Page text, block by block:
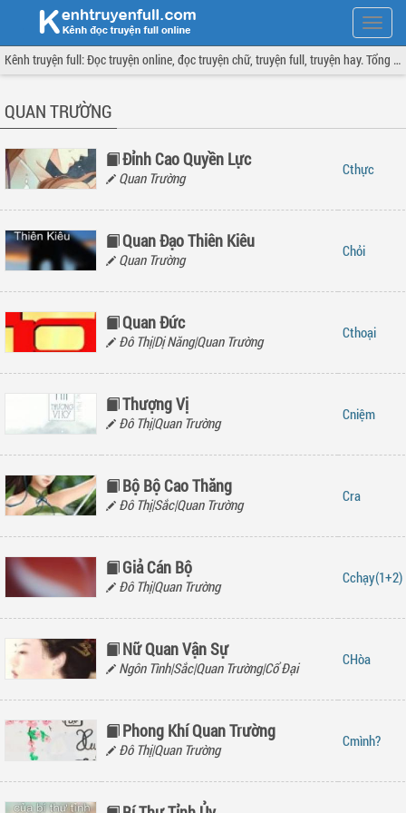
Hiện
menu
Kênh truyện full: Đọc truyện online, đọc truyện chữ, truyện full, truyện hay. Tổng hợp đầy đủ và cập nhật liên tục.
QUAN TRƯỜNG
Đỉnh Cao Quyền Lực
Quan Trường thực
Quan Đạo Thiên Kiêu
Quan Trường hỏi
Quan Đức
Đô Thị|Dị Năng|Quan Trường thoại
Thượng Vị
Đô Thị|Quan Trường niệm
Bộ Bộ Cao Thăng
Đô Thị|Sắc|Quan Trường ra
Giả Cán Bộ
Đô Thị|Quan Trường chạy(1+2)
Nữ Quan Vận Sự
Ngôn Tình|Sắc|Quan Trường|Cổ Đại Hòa
Phong Khí Quan Trường
Đô Thị|Quan Trường mình?